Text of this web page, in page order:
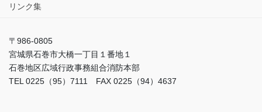
リンク集
〒986-0805
宮城県石巻市大橋一丁目１番地１
石巻地区広域行政事務組合消防本部
TEL 0225（95）7111 FAX 0225（94）4637